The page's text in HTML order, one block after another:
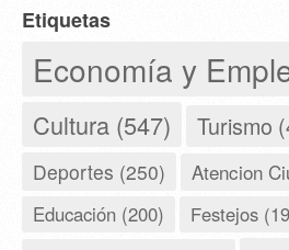
Etiquetas
Economía y
Cultura (547) Turismo
Deportes (250) Atencion
Educación (200) Festejos